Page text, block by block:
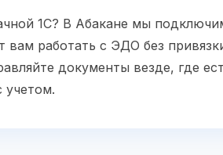
1С? В Абакане мы
вам работать с ЭДО без
документы везде, где
учетом.